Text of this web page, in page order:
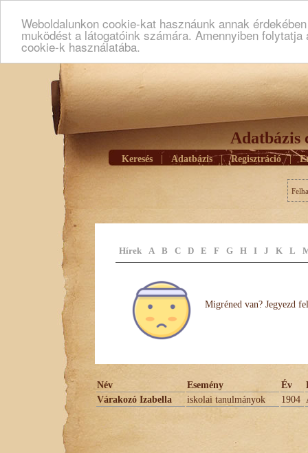
Weboldalunkon cookie-kat hasznáunk annak
muködést a látogatóink számára. Amennyiben
cookie-k használatába.
Adatbázis
Keresés Adatbázis | Regisztráció |
Hírek A B C D E F G H I J K L
Migréned van? Jegyezd
Név Esemény Év
Várakozó Izabella
iskolai tanulmányok 1904